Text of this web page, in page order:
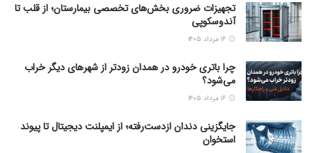
تجهیزات ضروری بخش‌های تخصصی بیمارستان؛ از قلب تا
آندوسکوپی
چرا باتری خودرو در همدان زودتر از شهرهای دیگر خراب
می‌شود؟
جایگزینی دندان ازدست‌رفته؛ از ایمپلنت دیجیتال تا پیوند
استخوان